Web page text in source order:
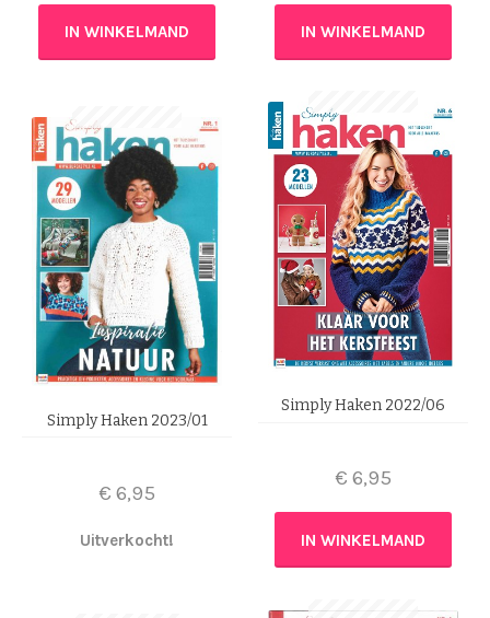
IN WINKELMAND IN WINKELMAND
Simply Haken 2023/01
€ 6,95
Uitverkocht!
Simply Haken 2022/06
€ 6,95
IN WINKELMAND